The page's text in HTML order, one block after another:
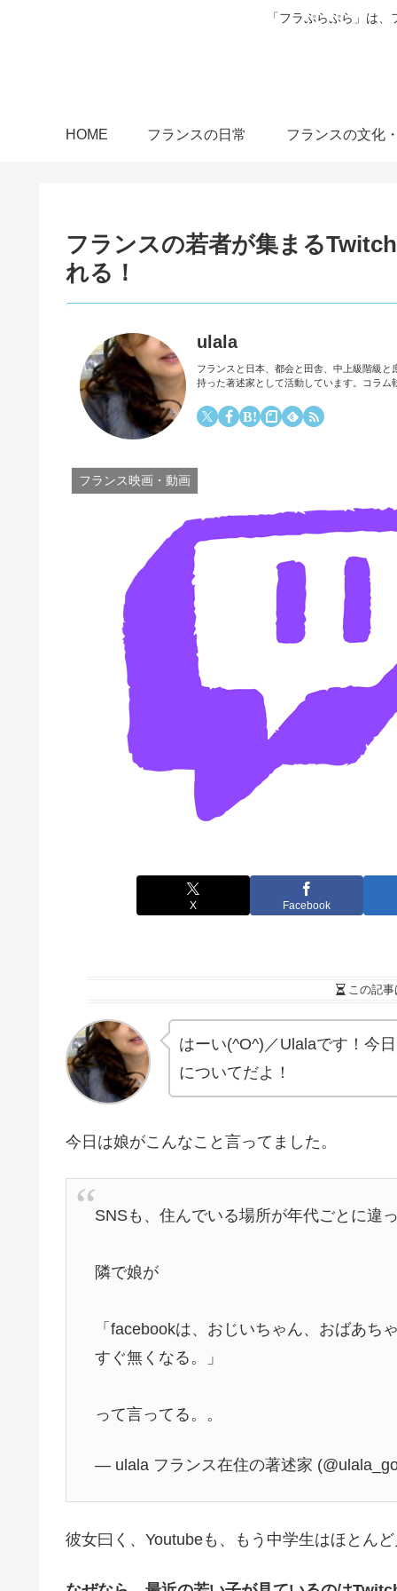
「フラぷらぷら」は
HOME フランスの日常 フランスの文化
フランスの若者が集まる
れる！
ulala
フランスと日本、都会と田舎、中上級階級
持った著述家として活動しています。コラ
フランス映画・動画
X Facebook
この記事
はーい(^O^)／Ulalaです！今
についてだよ！
今日は娘がこんなこと言ってました。
SNSも、住んでいる場所が年代ごとに違
隣で娘が
「facebookは、おじいちゃん、おばあ
すぐ無くなる。」
って言ってる。。
— ulala フランス在住の著述家
彼女曰く、Youtubeも、もう中学生はほとん